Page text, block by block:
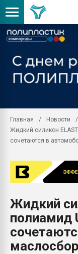
Главная
Новости
Жидкий силикон
сочетаются в
Жидкий
полиамид